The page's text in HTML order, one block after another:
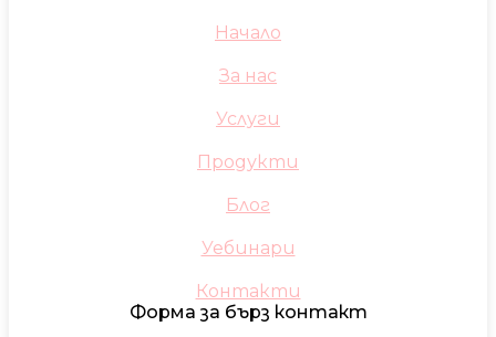
Начало
За нас
Услуги
Продукти
Блог
Уебинари
Контакти
Форма за бърз контакт